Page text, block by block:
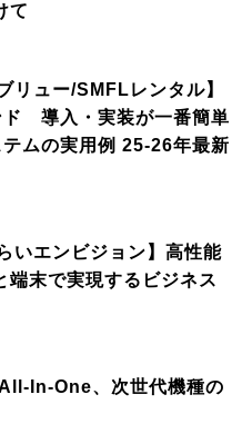
て
リュー/SMFLレンタル】
ド 導入・実装が一番簡単
ムの実用例 25-26年最新
いエンビジョン】高性能
端末で実現するビジネス
In-One、次世代機種の